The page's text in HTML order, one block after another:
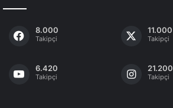
8.000
Takipçi
11.000
Takipçi
6.420
Takipçi
21.200
Takipçi